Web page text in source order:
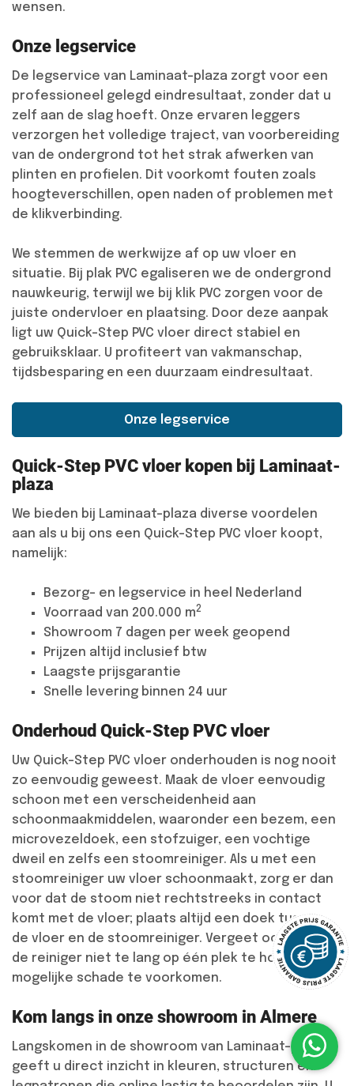
wensen.
Onze legservice
De legservice van Laminaat-plaza zorgt voor een
professioneel gelegd eindresultaat, zonder dat u
zelf aan de slag hoeft. Onze ervaren leggers
verzorgen het volledige traject, van voorbereiding
van de ondergrond tot het strak afwerken van
plinten en profielen. Dit voorkomt fouten zoals
hoogteverschillen, open naden of problemen met
de klikverbinding.
We stemmen de werkwijze af op uw vloer en
situatie. Bij plak PVC egaliseren we de ondergrond
nauwkeurig, terwijl we bij klik PVC zorgen voor de
juiste ondervloer en plaatsing. Door deze aanpak
ligt uw Quick-Step PVC vloer direct stabiel en
gebruiksklaar. U profiteert van vakmanschap,
tijdsbesparing en een duurzaam eindresultaat.
Onze legservice
Quick-Step PVC vloer kopen bij Laminaat-
plaza
We bieden bij Laminaat-plaza diverse voordelen
aan als u bij ons een Quick-Step PVC vloer koopt,
namelijk:
Bezorg- en legservice in heel Nederland
Voorraad van 200.000 m2
Showroom 7 dagen per week geopend
Prijzen altijd inclusief btw
Laagste prijsgarantie
Snelle levering binnen 24 uur
Onderhoud Quick-Step PVC vloer
Uw Quick-Step PVC vloer onderhouden is nog nooit
zo eenvoudig geweest. Maak de vloer eenvoudig
schoon met een verscheidenheid aan
schoonmaakmiddelen, waaronder een bezem, een
microvezeldoek, een stofzuiger, een vochtige
dweil en zelfs een stoomreiniger. Als u met een
stoomreiniger uw vloer schoonmaakt, zorg er dan
voor dat de stoom niet rechtstreeks in contact
komt met de vloer; plaats altijd een doek tussen
de vloer en de stoomreiniger. Vergeet ook niet om
de reiniger niet te lang op één plek te houden om
mogelijke schade te voorkomen.
Kom langs in onze showroom in Almere
Langskomen in de showroom van Laminaat-plaza
geeft u direct inzicht in kleuren, structuren en